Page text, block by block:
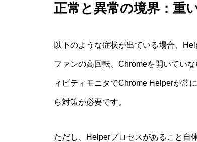
正常と異常の境界：重
以下のような症状が出ている場合、
ファンの高回転、Chromeを開いてい
ィビティモニタでChrome Helperが常
ら対策が必要です。
ただし、Helperプロセスがあること自